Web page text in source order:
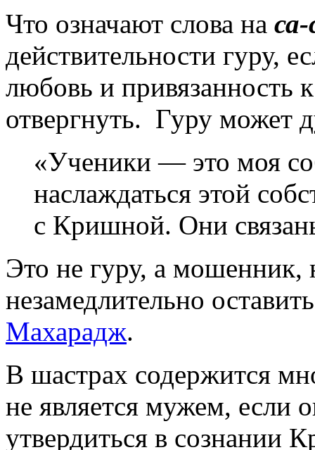
Что означают слова на
действительности гуру,
любовь и привязанность
отвергнуть. Гуру может
«Ученики — это моя
наслаждаться этой
с Кришной. Они
Это не гуру, а мошенник,
незамедлительно
Махарадж.
В шастрах содержится
не является мужем, если
утвердиться в сознании